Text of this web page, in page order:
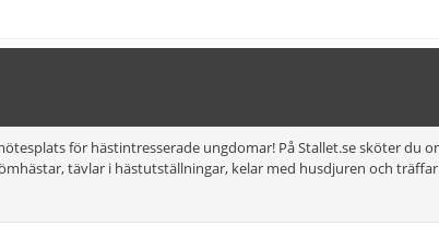
för hästintresserade ungdomar! På Stallet.se sköter du
tävlar i hästutställningar, kelar med husdjuren och träffar